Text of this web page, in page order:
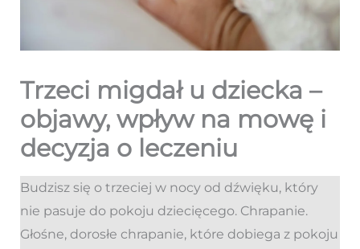
Trzeci migdał u dziecka –
objawy, wpływ na mowę i
decyzja o leczeniu
Budzisz się o trzeciej w nocy od dźwięku, który
nie pasuje do pokoju dziecięcego. Chrapanie.
Głośne, dorosłe chrapanie, które dobiega z pokoju